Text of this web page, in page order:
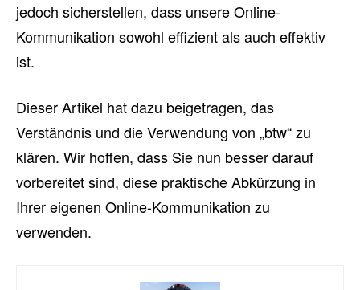
jedoch sicherstellen, dass unsere Online-
Kommunikation sowohl effizient als auch effektiv
ist.
Dieser Artikel hat dazu beigetragen, das
Verständnis und die Verwendung von „btw“ zu
klären. Wir hoffen, dass Sie nun besser darauf
vorbereitet sind, diese praktische Abkürzung in
Ihrer eigenen Online-Kommunikation zu
verwenden.